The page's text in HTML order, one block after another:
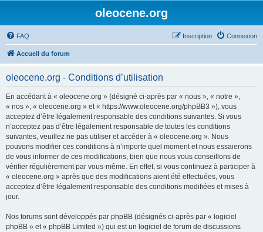
oleocene.org
FAQ Connexion
Inscription
Accueil du forum
oleocene.org - Conditions d’utilisation
En accédant à « oleocene.org » (désigné ci-après par « nous », « notre »,
« nos », « oleocene.org » et « https://www.oleocene.org/phpBB3 »), vous
acceptez d’être légalement responsable des conditions suivantes. Si vous
n’acceptez pas d’être légalement responsable de toutes les conditions
suivantes, veuillez ne pas utiliser et accéder à « oleocene.org ». Nous
pouvons modifier ces conditions à n’importe quel moment et nous essaierons
de vous informer de ces modifications, bien que nous vous conseillons de
vérifier régulièrement par vous-même. En effet, si vous continuez à participer à
« oleocene.org » après que des modifications aient été effectuées, vous
acceptez d’être légalement responsable des conditions modifiées et mises à
jour.
Nos forums sont développés par phpBB (désignés ci-après par « logiciel
phpBB » et « phpBB Limited ») qui est un logiciel de forum de discussions